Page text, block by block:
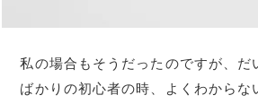
私の場合もそうだったのですが、だ
ばかりの初心者の時、よくわからな